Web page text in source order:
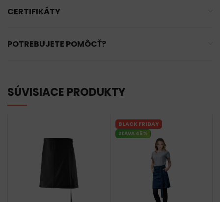
CERTIFIKÁTY
POTREBUJETE POMÔCŤ?
SÚVISIACE PRODUKTY
BLACK FRIDAY
ZĽAVA 45%